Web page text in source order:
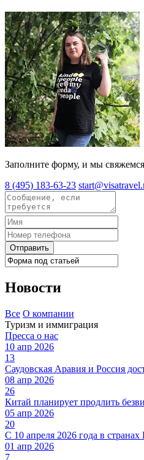
Заполните форму, и мы
8 (495) 183-63-23
Отправить
Новости
Все О компании
Туризм и иммиграция
Пресса о нас
10 апр 2026
13
Саудовская Аравия и Россия
08 апр 2026
26
Китай планирует продлить
05 апр 2026
20
С 10 апреля 2026 года в
01 апр 2026
7